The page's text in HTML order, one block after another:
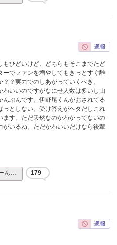
もひどいけど、どちらもそこまでたど
ーでファンを増やしてもきっとすぐ離
？実力でのしあがっていくべき。
わいいのですがなにせ人数は多いし山
んぷんです。伊野尾くんがおされてる
っとしない。受け答えがヘタだしこれ
ます。ただ天然なのかわかってないの
がいるね。ただかわいいだけなら後輩
ん… 179